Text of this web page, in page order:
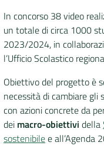
Seguici
su
In concorso 38 video
un totale di circa 1000
2023/2024, in
l’Ufficio Scolastico
Obiettivo del progetto è
necessità di cambiare gli
con azioni concrete da
dei macro-obiettivi della
sostenibilee all’Agenda